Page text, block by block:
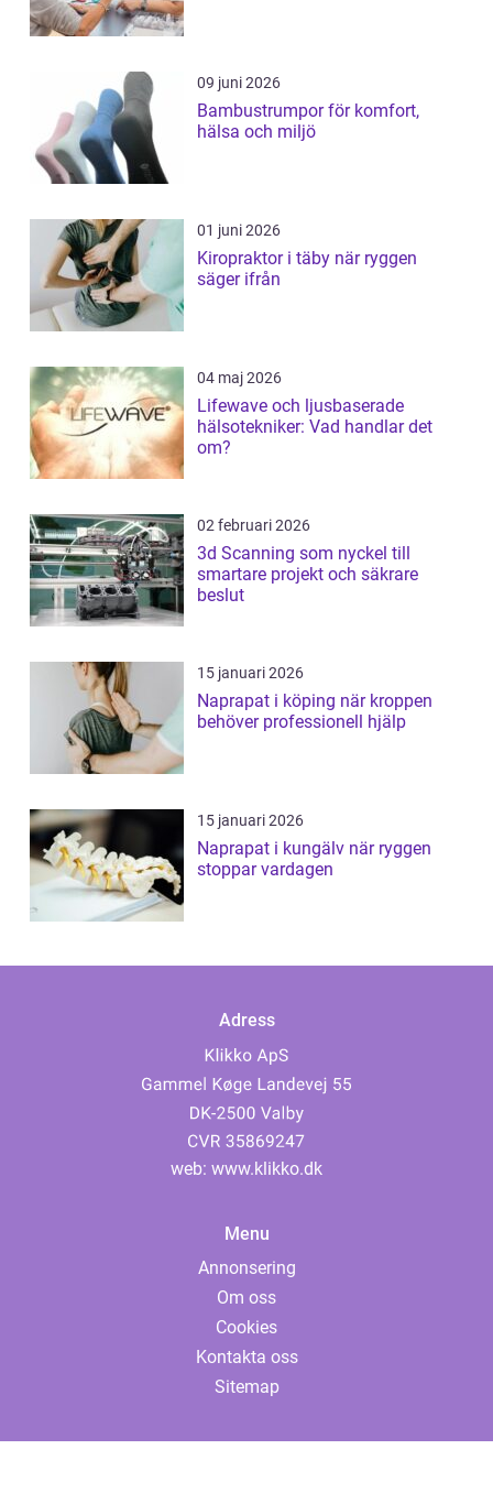
09 juni 2026
Bambustrumpor för komfort,
hälsa och miljö
01 juni 2026
Kiropraktor i täby när ryggen
säger ifrån
04 maj 2026
Lifewave och ljusbaserade
hälsotekniker: Vad handlar det
om?
02 februari 2026
3d Scanning som nyckel till
smartare projekt och säkrare
beslut
15 januari 2026
Naprapat i köping när kroppen
behöver professionell hjälp
15 januari 2026
Naprapat i kungälv när ryggen
stoppar vardagen
Adress
web: www.klikko.dk
Menu
Annonsering
Om oss
Cookies
Kontakta oss
Sitemap